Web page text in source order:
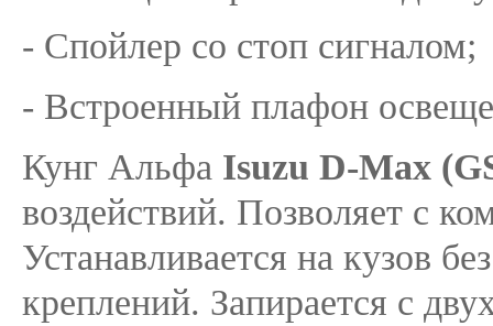
- Спойлер со стоп сигналом;
- Встроенный плафон
Кунг Альфа Isuzu D-Max
воздействий. Позволяет с
Устанавливается на кузов
креплений. Запирается с